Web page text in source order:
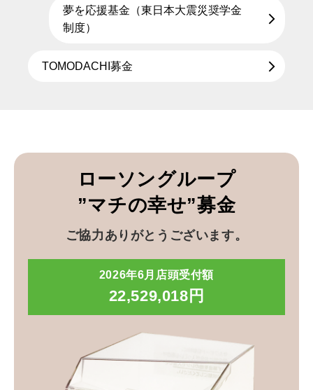
夢を応援基金（東日本大震災奨学金
制度）
TOMODACHI募金
ローソングループ
”マチの幸せ”募金
ご協力ありがとうございます。
2026年6月店頭受付額
22,529,018円